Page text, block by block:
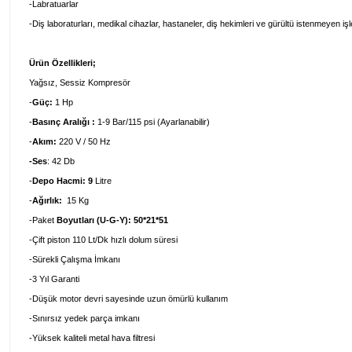
-Labratuarlar
-Diş laboraturları, medikal cihazlar, hastaneler, diş hekimleri ve gürültü istenmeyen
Ürün Özellikleri;
Yağsız, Sessiz Kompresör
-Güç: 1 Hp
-Basınç Aralığı : 1-9 Bar/115 psi (Ayarlanabilir)
-Akım: 220 V / 50 Hz
-Ses: 42 Db
-Depo Hacmi: 9 Litre
-Ağırlık: 15 Kg
-Paket Boyutları (U-G-Y): 50*21*51
-Çift piston 110 Lt/Dk hızlı dolum süresi
-Sürekli Çalışma İmkanı
-3 Yıl Garanti
-Düşük motor devri sayesinde uzun ömürlü kullanım
-Sınırsız yedek parça imkanı
-Yüksek kaliteli metal hava filtresi